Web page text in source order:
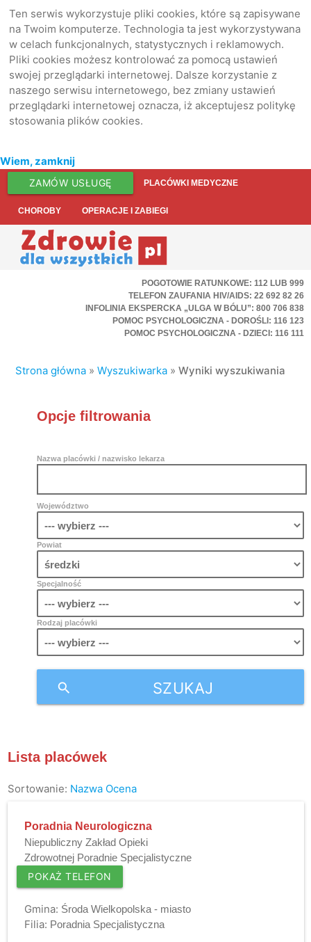
Ten serwis wykorzystuje pliki cookies, które są zapisywane
na Twoim komputerze. Technologia ta jest wykorzystywana
w celach funkcjonalnych, statystycznych i reklamowych.
Pliki cookies możesz kontrolować za pomocą ustawień
swojej przeglądarki internetowej. Dalsze korzystanie z
naszego serwisu internetowego, bez zmiany ustawień
przeglądarki internetowej oznacza, iż akceptujesz politykę
stosowania plików cookies.
Wiem, zamknij
ZAMÓW USŁUGĘ PLACÓWKI MEDYCZNE
CHOROBY OPERACJE I ZABIEGI
POGOTOWIE RATUNKOWE: 112 LUB 999
TELEFON ZAUFANIA HIV/AIDS: 22 692 82 26
INFOLINIA EKSPERCKA „ULGA W BÓLU”: 800 706 838
POMOC PSYCHOLOGICZNA - DOROŚLI: 116 123
POMOC PSYCHOLOGICZNA - DZIECI: 116 111
Strona główna »Wyszukiwarka »Wyniki wyszukiwania
Opcje filtrowania
Nazwa placówki / nazwisko lekarza
Województwo
Powiat
Specjalność
Rodzaj placówki
SZUKAJ
search
Lista placówek
Sortowanie: Nazwa Ocena
Poradnia Neurologiczna
Niepubliczny Zakład Opieki
Zdrowotnej Poradnie Specjalistyczne
POKAŻ TELEFON
Gmina: Środa Wielkopolska - miasto
Filia: Poradnia Specjalistyczna